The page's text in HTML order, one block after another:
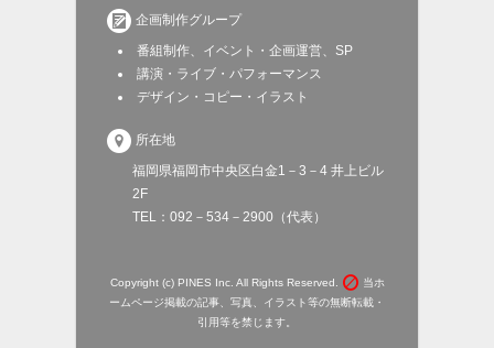
 企画制作グループ
番組制作、イベント・企画運営、SP
講演・ライブ・パフォーマンス
デザイン・コピー・イラスト
 所在地
福岡県福岡市中央区白金1－3－4 井上ビル
2F
TEL：092－534－2900（代表）
Copyright (c) PINES Inc. All Rights Reserved.  当ホ
ームページ掲載の記事、写真、イラスト等の無断転載・
引用等を禁じます。